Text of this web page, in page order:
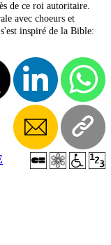
de ce roi autoritaire.
avec choeurs et
inspiré de la Bible: